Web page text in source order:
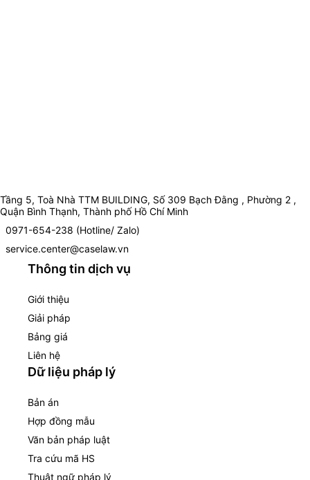
Tầng 5, Toà Nhà TTM BUILDING, Số 309 Bạch Đằng , Phường 2 ,
Quận Bình Thạnh, Thành phố Hồ Chí Minh
0971-654-238 (Hotline/ Zalo)
service.center@caselaw.vn
Thông tin dịch vụ
Giới thiệu
Giải pháp
Bảng giá
Liên hệ
Dữ liệu pháp lý
Bản án
Hợp đồng mẫu
Văn bản pháp luật
Tra cứu mã HS
Thuật ngữ pháp lý